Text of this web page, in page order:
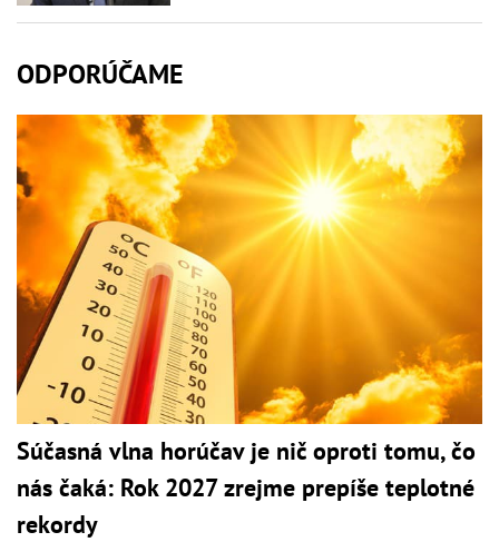
ODPORÚČAME
Súčasná vlna horúčav je nič oproti tomu, čo
nás čaká: Rok 2027 zrejme prepíše teplotné
rekordy